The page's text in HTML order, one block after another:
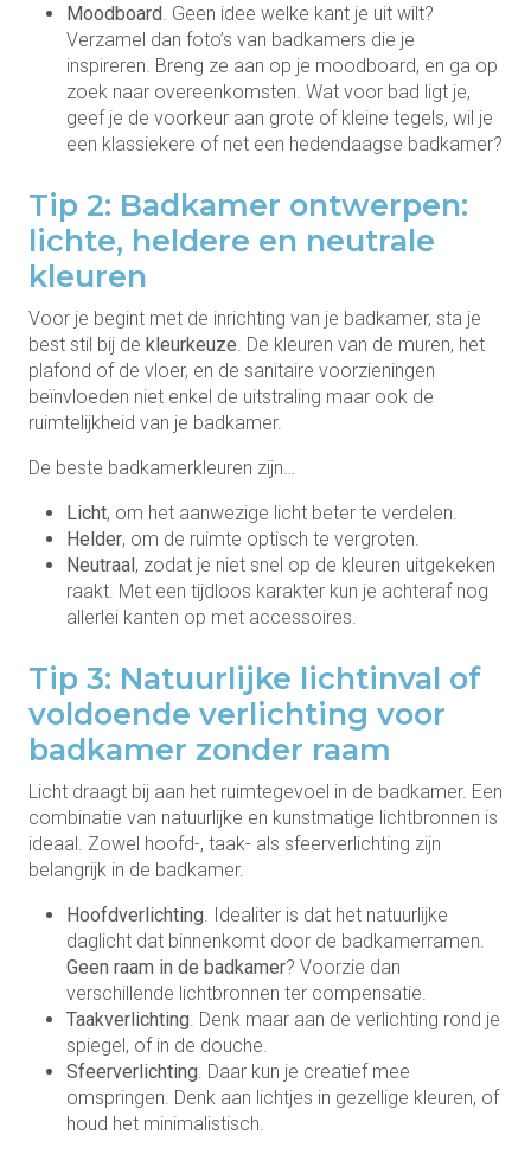
Moodboard . Geen idee welke kant je uit wilt?
Verzamel dan foto’s van badkamers die je
inspireren. Breng ze aan op je moodboard, en ga op
zoek naar overeenkomsten. Wat voor bad ligt je,
geef je de voorkeur aan grote of kleine tegels, wil je
een klassiekere of net een hedendaagse badkamer?
Tip 2: Badkamer ontwerpen:
lichte, heldere en neutrale
kleuren
Voor je begint met de inrichting van je badkamer, sta je
best stil bij de kleurkeuze . De kleuren van de muren, het
plafond of de vloer, en de sanitaire voorzieningen
beïnvloeden niet enkel de uitstraling maar ook de
ruimtelijkheid van je badkamer.
De beste badkamerkleuren zijn…
Licht, om het aanwezige licht beter te verdelen.
Helder, om de ruimte optisch te vergroten.
Neutraal, zodat je niet snel op de kleuren uitgekeken
raakt. Met een tijdloos karakter kun je achteraf nog
allerlei kanten op met accessoires.
Tip 3: Natuurlijke lichtinval of
voldoende verlichting voor
badkamer zonder raam
Licht draagt bij aan het ruimtegevoel in de badkamer. Een
combinatie van natuurlijke en kunstmatige lichtbronnen is
ideaal. Zowel hoofd-, taak- als sfeerverlichting zijn
belangrijk in de badkamer.
Hoofdverlichting . Idealiter is dat het natuurlijke
daglicht dat binnenkomt door de badkamerramen.
Geen raam in de badkamer? Voorzie dan
verschillende lichtbronnen ter compensatie.
Taakverlichting . Denk maar aan de verlichting rond je
spiegel, of in de douche.
Sfeerverlichting . Daar kun je creatief mee
omspringen. Denk aan lichtjes in gezellige kleuren, of
houd het minimalistisch.